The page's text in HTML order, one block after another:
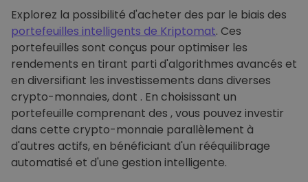
Explorez la possibilité d'acheter des par le biais des
portefeuilles intelligents de Kriptomat. Ces
portefeuilles sont conçus pour optimiser les
rendements en tirant parti d'algorithmes avancés et
en diversifiant les investissements dans diverses
crypto-monnaies, dont . En choisissant un
portefeuille comprenant des , vous pouvez investir
dans cette crypto-monnaie parallèlement à
d'autres actifs, en bénéficiant d'un rééquilibrage
automatisé et d'une gestion intelligente.